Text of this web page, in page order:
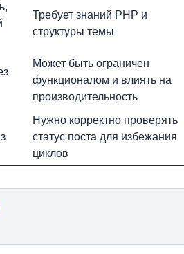
Требует знаний PHP и
структуры темы
Может быть ограничен
функционалом и влиять на
производительность
Нужно корректно проверять
статус поста для избежания
циклов